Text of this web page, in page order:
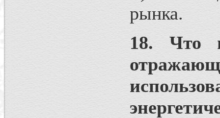
рынка.
18. Что